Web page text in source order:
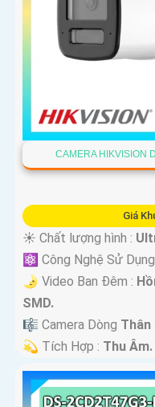
CAMERA HIKVISION
Giá
☀️ Chất lượng hình :
⚛️ Công Nghệ Sử
🌛 Video Ban Đêm :
SMD.
🎼️ Camera Dòng Thân
️💫 Tích Hợp : Thu Âm.